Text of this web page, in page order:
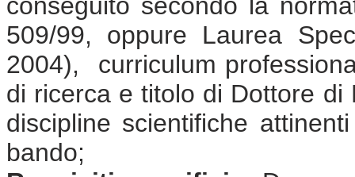
509/99, oppure Laurea
2004), curriculum
di ricerca e titolo di Dottore
discipline scientifiche
bando;